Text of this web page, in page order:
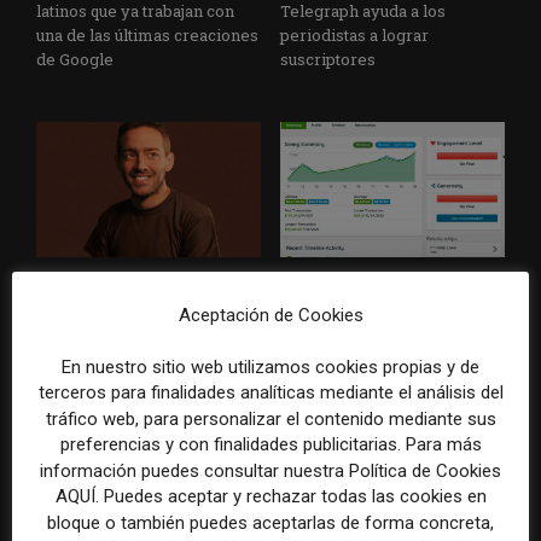
latinos que ya trabajan con
una de las últimas creaciones
de Google
Telegraph ayuda a los
periodistas a lograr
suscriptores
redes sociales contada por su
Piccione
negocio para medios de
DEJA UNA RESPUESTA
Aceptación de Cookies
En nuestro sitio web utilizamos cookies propias y de
terceros para finalidades analíticas mediante el análisis del
tráfico web, para personalizar el contenido mediante sus
preferencias y con finalidades publicitarias. Para más
información puedes consultar nuestra Política de Cookies
AQUÍ. Puedes aceptar y rechazar todas las cookies en
bloque o también puedes aceptarlas de forma concreta,